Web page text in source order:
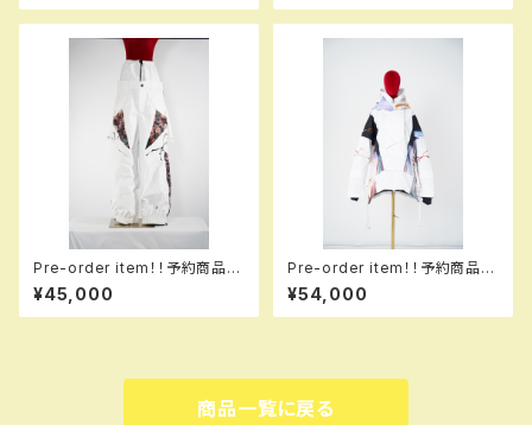
993 hflmtbk em！！送料無料
Pre-order item！！予約商品で
す！！MQ07503 EM ＋＋＋ pa
nts EM 004 hflpkw em！！送
料無料（日本国内のみ）サービス
¥45,000
Pre-order item！！予約商品で
す！！MQ07003 +++ jacket
005 tww！！送料無料（日本国
内のみ）サービス中です！！
¥54,000
商品一覧に戻る